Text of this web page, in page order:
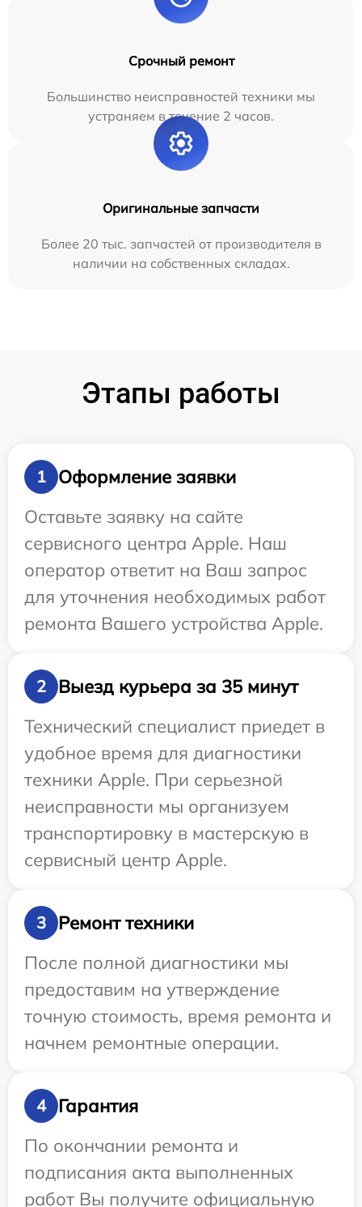
Срочный ремонт
Большинство неисправностей техники мы
устраняем в течение 2 часов.
Оригинальные запчасти
Более 20 тыс. запчастей от производителя в
наличии на собственных складах.
Этапы работы
1
Оформление заявки
Оставьте заявку на сайте
сервисного центра Apple. Наш
оператор ответит на Ваш запрос
для уточнения необходимых работ
ремонта Вашего устройства Apple.
2
Выезд курьера за 35 минут
Технический специалист приедет в
удобное время для диагностики
техники Apple. При серьезной
неисправности мы организуем
транспортировку в мастерскую в
сервисный центр Apple.
3
Ремонт техники
После полной диагностики мы
предоставим на утверждение
точную стоимость, время ремонта и
начнем ремонтные операции.
4
Гарантия
По окончании ремонта и
подписания акта выполненных
работ Вы получите официальную